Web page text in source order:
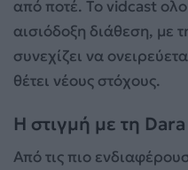
από ποτέ. Το vidcast
αισιόδοξη διάθεση, με
συνεχίζει να
θέτει νέους στόχους.
Η στιγμή με τη
Από τις πιο